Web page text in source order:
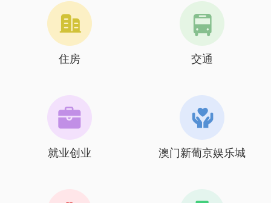
住房 交通
就业创业 澳门新葡京娱乐城